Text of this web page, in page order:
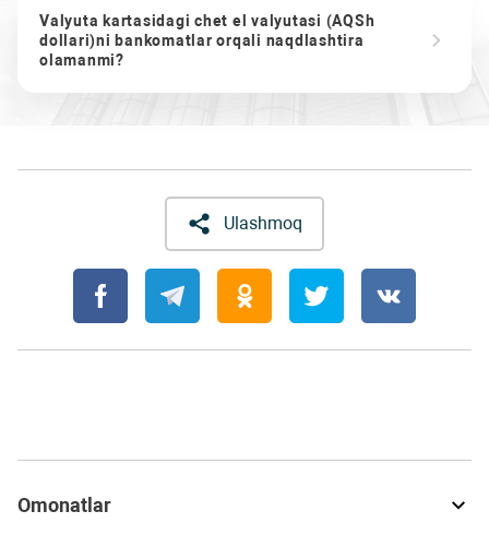
Valyuta kartasidagi chet el valyutasi (AQSh
dollari)ni bankomatlar orqali naqdlashtira
olamanmi?
Ulashmoq
Omonatlar